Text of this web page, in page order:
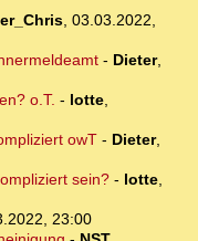
, 03.03.2022,
- Dieter,
o.T. - lotte,
owT- Dieter,
sein?- lotte,
23:00